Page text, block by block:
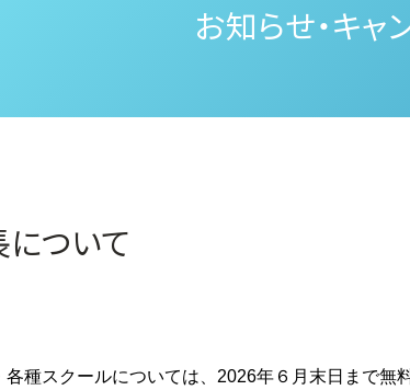
お知らせ・キャ
ついて
種スクールについては、2026年６月末日まで